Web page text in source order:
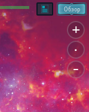
+
.
-
Обзор